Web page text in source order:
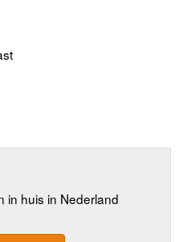
in huis in Nederland